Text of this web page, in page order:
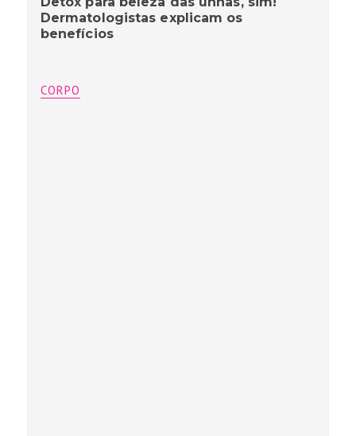
Dermatologistas explicam os
benefícios
CORPO